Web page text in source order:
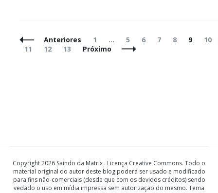
Navegação
de
Anteriores Página
1 … Página
5 Página
6 Página
7 Página
8 Página
9
10
Página
11 Página
12 Página
13 Próximo
Copyright 2026 Saindo da Matrix . Licença Creative Commons. Todo o
material original do autor deste blog poderá ser usado e modificado
para fins não-comerciais (desde que com os devidos créditos) sendo
vedado o uso em mídia impressa sem autorização do mesmo. Tema